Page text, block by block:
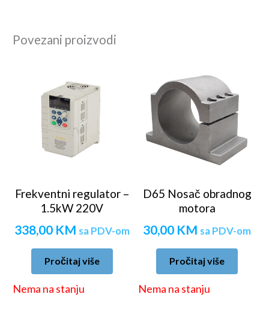
Povezani proizvodi
Frekventni regulator –
1.5kW 220V
338,00 KM sa PDV-om
Pročitaj više
Nema na stanju
D65 Nosač obradnog
motora
30,00 KM sa PDV-om
Pročitaj više
Nema na stanju